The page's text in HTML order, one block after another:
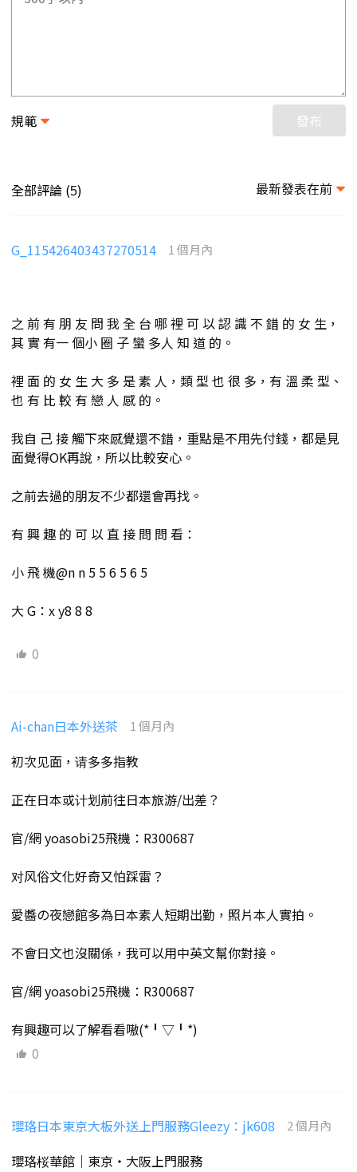
規範 發布
全部評論 (5) 最新發表在前
G_115426403437270514 1 個月內
之 前 有 朋 友 問 我 全 台 哪 裡 可 以 認 識 不 錯 的 女 生，
其 實 有一 個小 圈 子 蠻 多人 知 道 的。
裡 面 的 女 生 大 多 是 素 人，類 型 也 很 多，有 溫 柔 型、
也 有 比 較 有 戀 人 感 的。
我自 己 接 觸下來感覺還不錯，重點是不用先付錢，都是見
面覺得OK再說，所以比較安心。
之前去過的朋友不少都還會再找。
有 興 趣 的 可 以 直 接 問 問 看：
小 飛 機@n n 5 5 6 5 6 5
大 G：x y8 8 8
0
Ai-chan日本外送茶 1 個月內
初次见面，请多多指教
正在日本或计划前往日本旅游/出差？
官/網 yoasobi25飛機：R300687
对风俗文化好奇又怕踩雷？
愛醬の夜戀館多為日本素人短期出勤，照片本人實拍。
不會日文也沒關係，我可以用中英文幫你對接。
官/網 yoasobi25飛機：R300687
有興趣可以了解看看嗷(*╹▽╹*)
0
瓔珞日本東京大板外送上門服務Gleezy：jk608 2 個月內
瓔珞桜華館｜東京・大阪上門服務